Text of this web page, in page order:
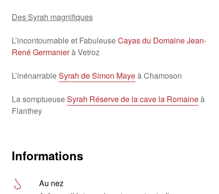
Des Syrah magnifiques
L’incontournable et FabuleuseCayas du Domaine Jean-
René Germanierà Vetroz
L’inénarrableSyrah de Simon Mayeà Chamoson
La somptueuseSyrah Réserve de la cave la Romaineà
Flanthey
Informations
Au nez